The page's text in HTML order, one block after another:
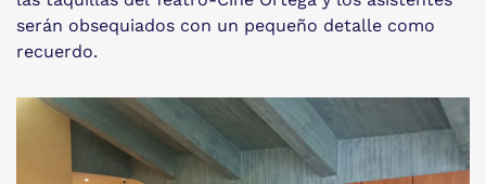
serán obsequiados con un pequeño detalle como
recuerdo.